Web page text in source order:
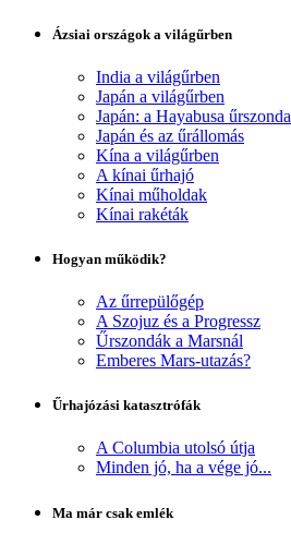
Ázsiai országok a világűrben
India a világűrben
Japán a világűrben
Japán: a Hayabusa űrszonda
Japán és az űrállomás
Kína a világűrben
A kínai űrhajó
Kínai műholdak
Kínai rakéták
Hogyan működik?
Az űrrepülőgép
A Szojuz és a Progressz
Űrszondák a Marsnál
Emberes Mars-utazás?
Űrhajózási katasztrófák
A Columbia utolsó útja
Minden jó, ha a vége jó...
Ma már csak emlék